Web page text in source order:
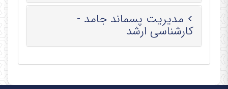
مدیریت پسماند جامد -
کارشناسی ارشد